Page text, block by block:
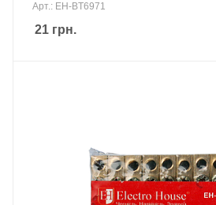
Арт.: EH-BT6971
21 грн.